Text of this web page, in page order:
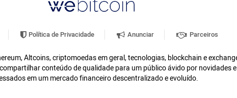
Política de Privacidade Anunciar Parceiros
Altcoins, criptomoedas em geral, tecnologias, blockchain e
conteúdo de qualidade para um público ávido por novidades e
em um mercado financeiro descentralizado e evoluído.